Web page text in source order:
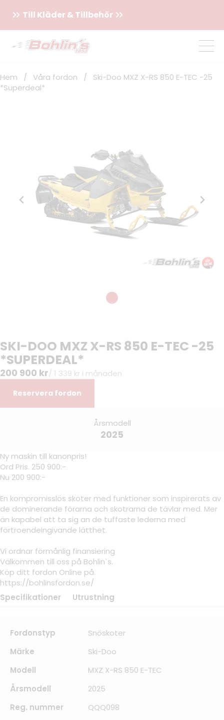
Till Kläder & Tillbehör
Hem / Våra fordon /
Ski-Doo MXZ X-RS 850 E-TEC -25
*Superdeal*
SKI-DOO MXZ X-RS 850 E-TEC -25
*SUPERDEAL*
200 900 kr/ 1 339 kr i månaden
Reservera fordon
Årsmodell
2025
Ny maskin till kanonpris!
Ord Pris. 250 900:-
Nu 200 900:-
En kompromisslös skoter med funktioner som inspirerats av
de dominerande förarna och skotrarna de tävlar med. Mer
än kapabel att ta sig an de tuffaste lederna med
förtroendeingivande lätthet.
Vi ordnar förmånlig finansiering
Välkommen till oss på Bohlin`s.
Köp ditt fordon Online på.
https://bohlinsfordon.se/
Specifikationer
Utrustning
Fordonstyp
Snöskoter
Märke
Ski-Doo
Modell
MXZ X-RS 850 E-TEC
Årsmodell
2025
Reg. nummer
QQQ098